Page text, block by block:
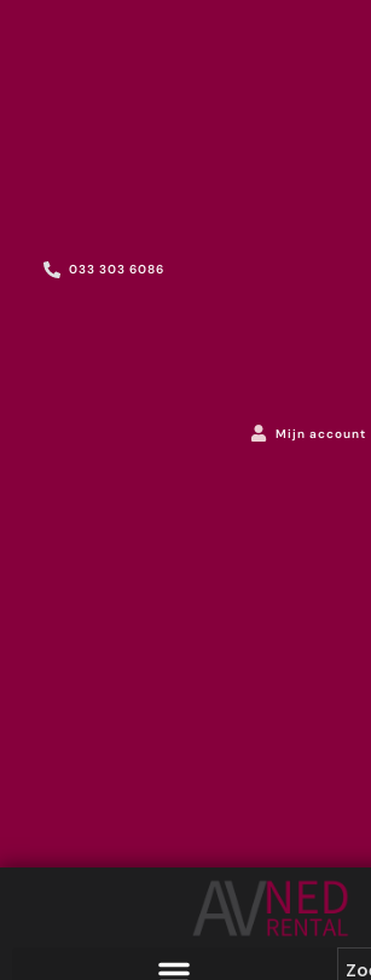
033 303 6086
Mijn account